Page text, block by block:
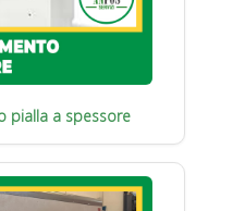
pialla a spessore